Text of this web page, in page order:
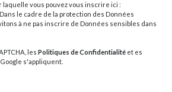
laquelle vous pouvez vous inscrire ici :
le cadre de la protection des Données
à ne pas inscrire de Données sensibles dans
les Politiques de Confidentialité et es
s'appliquent.